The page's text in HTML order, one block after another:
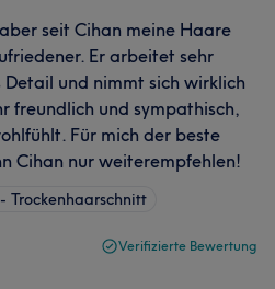
seit Cihan meine Haare
Er arbeitet sehr
und nimmt sich wirklich
freundlich und sympathisch,
Für mich der beste
Cihan nur weiterempfehlen!
Trockenhaarschnitt
Verifizierte Bewertung